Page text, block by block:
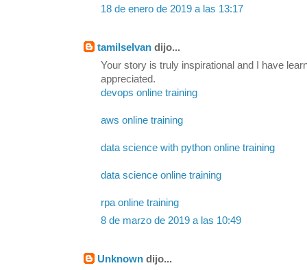
18 de enero de 2019 a las 13:17
tamilselvan dijo...
Your story is truly inspirational and I have
appreciated.
devops online training
aws online training
data science with python online training
data science online training
rpa online training
8 de marzo de 2019 a las 10:49
Unknown dijo...